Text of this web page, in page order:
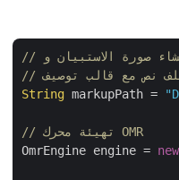
نص مع قالب توصيف
String markupPath =
// تهيئة محرك OMR
OmrEngine engine =